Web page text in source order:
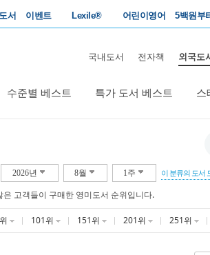
서 이벤트
Lexile®
어린이영어
5백원부
국내도서 전자책 외국도
수준별 베스트 특가 도서 베스트 스
2026년 8월 1주 이 분류의 도서
은 고객들이 구매한 영미도서 순위입니다.
101위 151위 201위 251위